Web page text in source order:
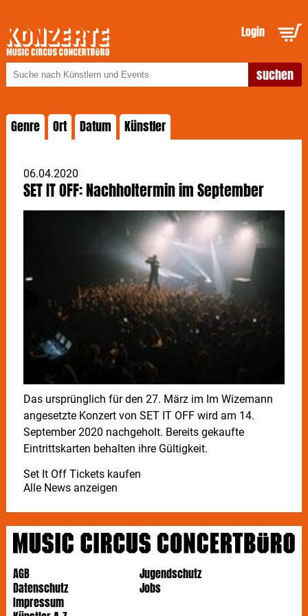
Login
Genre Ort Datum Künstler
06.04.2020
SET IT OFF: Nachholtermin im September
Das ursprünglich für den 27. März im Im Wizemann
angesetzte Konzert von SET IT OFF wird am 14.
September 2020 nachgeholt. Bereits gekaufte
Eintrittskarten behalten ihre Gültigkeit.
Set It Off Tickets kaufen
Alle News anzeigen
AGB
Datenschutz
Impressum
Jugendschutz
Jobs